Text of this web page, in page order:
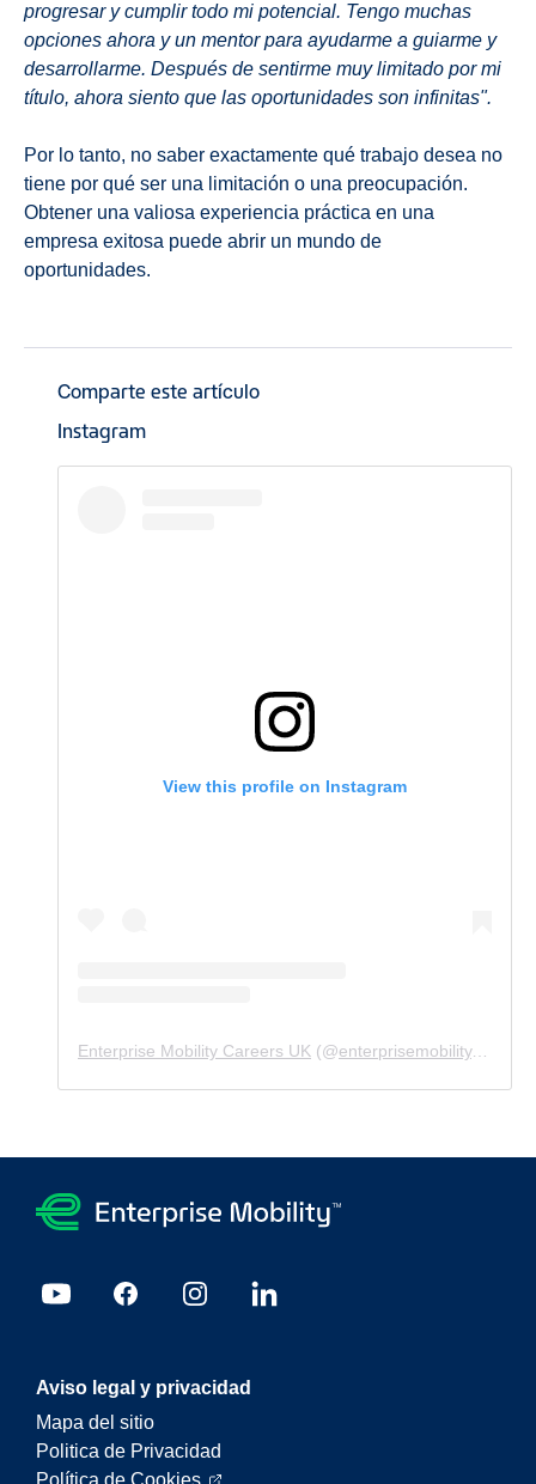
progresar y cumplir todo mi potencial. Tengo muchas
opciones ahora y un mentor para ayudarme a guiarme y
desarrollarme. Después de sentirme muy limitado por mi
título, ahora siento que las oportunidades son infinitas".
Por lo tanto, no saber exactamente qué trabajo desea no
tiene por qué ser una limitación o una preocupación.
Obtener una valiosa experiencia práctica en una
empresa exitosa puede abrir un mundo de
oportunidades.
Comparte este artículo
Instagram
View this profile on Instagram
Enterprise Mobility Careers UK (@enterprisemobility.careers.uk
Aviso legal y privacidad
Mapa del sitio
Politica de Privacidad